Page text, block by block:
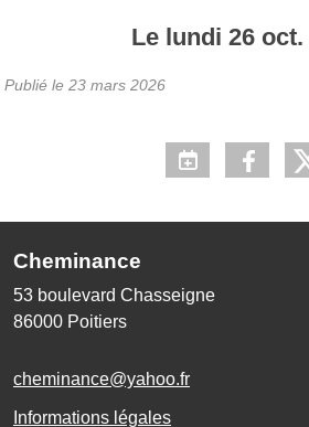
Le lundi 26 oct.
Publié le 23 mars 2026
Cheminance
53 boulevard Chasseigne
86000 Poitiers
cheminance@yahoo.fr
Informations légales